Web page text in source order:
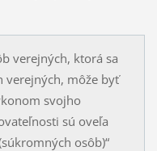
verejných, ktorá sa
verejných, môže byť
svojho
sú oveľa
osôb)“